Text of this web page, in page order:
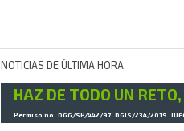
NOTICIAS DE ÚLTIMA HORA
HAZ DE TODO UN RETO,
Permiso no. DGG/SP/442/97, DGJS/234/2019.